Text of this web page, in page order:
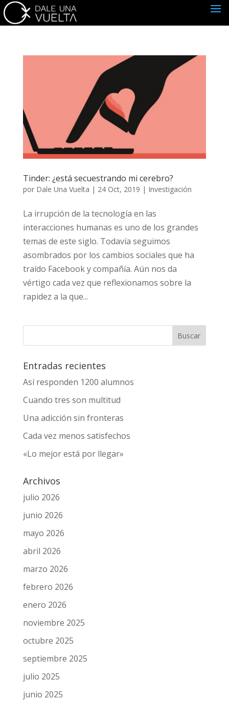
Tinder: ¿está secuestrando mi cerebro?
por Dale Una Vuelta | 24 Oct, 2019 | Investigación
La irrupción de la tecnología en las
interacciones humanas es uno de los grandes
temas de este siglo. Todavía seguimos
asombrados por los cambios sociales que ha
traído Facebook y compañía. Aún nos da
vértigo cada vez que reflexionamos sobre la
rapidez a la que...
Entradas recientes
Así responden 1200 alumnos
Cuando tres son multitud
Una adicción sin fronteras
Cada vez menos satisfechos
«Lo mejor está por llegar»
Archivos
julio 2026
junio 2026
mayo 2026
abril 2026
marzo 2026
febrero 2026
enero 2026
noviembre 2025
octubre 2025
septiembre 2025
julio 2025
junio 2025